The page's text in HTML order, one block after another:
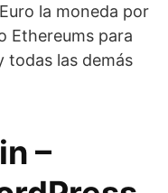
la moneda por
Ethereums para
todas las demás
–